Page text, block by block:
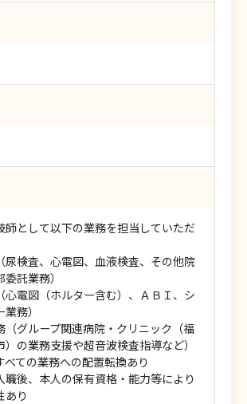
師として以下の業務を担当していただ
尿検査、心電図、血液検査、その他院
託業務）
心電図（ホルター含む）、ＡＢＩ、シ
務）
（グループ関連病院・クリニック（福
）の業務支援や超音波検査指導など）
べての業務への配置転換あり
人の保有資格・能力等により
あり